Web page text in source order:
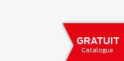
GRATUIT
Catalogue